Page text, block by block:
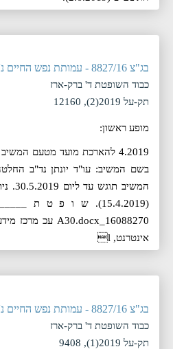
בג"צ 8827/16 - עמותת נפש החיים נ' המנהל האזרחי באיו"ש
כבוד השופטת ד' ברק-ארז
תק-על 2019(2), 12160
מופע ראשון:
4.2019 להארכת מועד מטעם המשיב בשם העותרת: עו"ד
בשם המשיב: עו"ד יונתן נד"ב
(‏15.4.2019). ש ו פ ט ת
אינטרנט, l
בג"צ 8827/16 - עמותת נפש החיים נ' המנהל האזרחי באיו"ש
כבוד השופטת ד' ברק-ארז
תק-על 2019(1), 9408